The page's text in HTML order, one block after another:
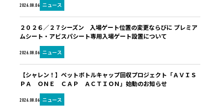
2026.08.06 ニュース
2026.08.06 ニュース
２０２６／２７シーズン 入場ゲート位置の変更ならびに プレミア
ムシート・アビスパシート専用入場ゲート設置について
2026.08.06 ニュース
【シャレン！】ペットボトルキャップ回収プロジェクト「ＡＶＩＳ
ＰＡ ＯＮＥ ＣＡＰ ＡＣＴＩＯＮ」始動のお知らせ